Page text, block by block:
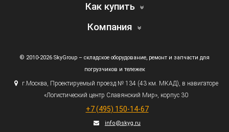
Как купить
Компания
© 2010-2026 SkyGroup – складское оборудование, ремонт и запчасти для
погрузчиков и тележек
г.Москва, Проектируемый проезд № 134 (43км. МКАД), в навигаторе
«Логистический центр Славянский Мир», корпус 30
+7 (495) 150-14-67
info@skyg.ru